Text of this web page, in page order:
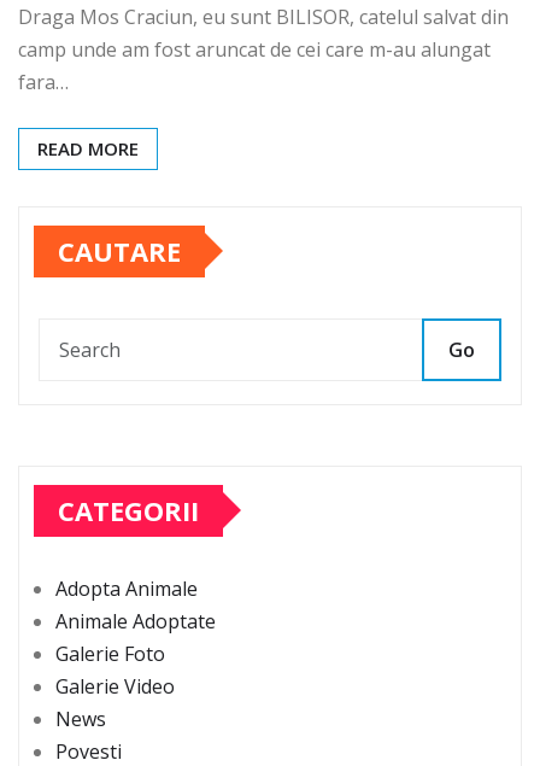
Draga Mos Craciun, eu sunt BILISOR, catelul salvat din
camp unde am fost aruncat de cei care m-au alungat
fara…
READ MORE
CAUTARE
Go
CATEGORII
Adopta Animale
Animale Adoptate
Galerie Foto
Galerie Video
News
Povesti